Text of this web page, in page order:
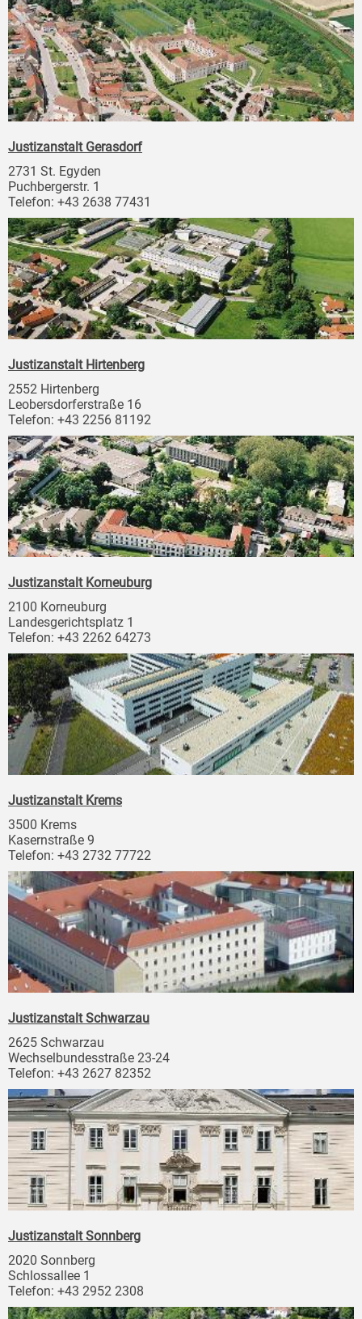
Justizanstalt Gerasdorf
2731 St. Egyden
Puchbergerstr. 1
Telefon: +43 2638 77431
Justizanstalt Hirtenberg
2552 Hirtenberg
Leobersdorferstraße 16
Telefon: +43 2256 81192
Justizanstalt Korneuburg
2100 Korneuburg
Landesgerichtsplatz 1
Telefon: +43 2262 64273
Justizanstalt Krems
3500 Krems
Kasernstraße 9
Telefon: +43 2732 77722
Justizanstalt Schwarzau
2625 Schwarzau
Wechselbundesstraße 23-24
Telefon: +43 2627 82352
Justizanstalt Sonnberg
2020 Sonnberg
Schlossallee 1
Telefon: +43 2952 2308